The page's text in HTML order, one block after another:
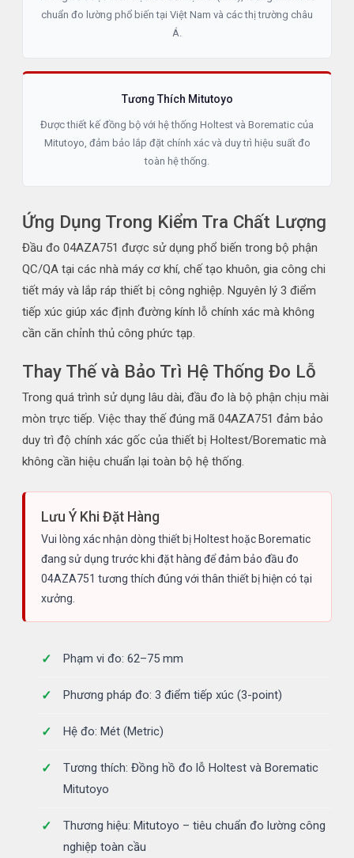
chuẩn đo lường phổ biến tại Việt Nam và các thị trường châu
Á.
Tương Thích Mitutoyo
Được thiết kế đồng bộ với hệ thống Holtest và Borematic của
Mitutoyo, đảm bảo lắp đặt chính xác và duy trì hiệu suất đo
toàn hệ thống.
Ứng Dụng Trong Kiểm Tra Chất Lượng
Đầu đo 04AZA751 được sử dụng phổ biến trong bộ phận
QC/QA tại các nhà máy cơ khí, chế tạo khuôn, gia công chi
tiết máy và lắp ráp thiết bị công nghiệp. Nguyên lý 3 điểm
tiếp xúc giúp xác định đường kính lỗ chính xác mà không
cần căn chỉnh thủ công phức tạp.
Thay Thế và Bảo Trì Hệ Thống Đo Lỗ
Trong quá trình sử dụng lâu dài, đầu đo là bộ phận chịu mài
mòn trực tiếp. Việc thay thế đúng mã 04AZA751 đảm bảo
duy trì độ chính xác gốc của thiết bị Holtest/Borematic mà
không cần hiệu chuẩn lại toàn bộ hệ thống.
Lưu Ý Khi Đặt Hàng
Vui lòng xác nhận dòng thiết bị Holtest hoặc Borematic
đang sử dụng trước khi đặt hàng để đảm bảo đầu đo
04AZA751 tương thích đúng với thân thiết bị hiện có tại
xưởng.
Phạm vi đo: 62–75 mm
Phương pháp đo: 3 điểm tiếp xúc (3-point)
Hệ đo: Mét (Metric)
Tương thích: Đồng hồ đo lỗ Holtest và Borematic
Mitutoyo
Thương hiệu: Mitutoyo – tiêu chuẩn đo lường công
nghiệp toàn cầu